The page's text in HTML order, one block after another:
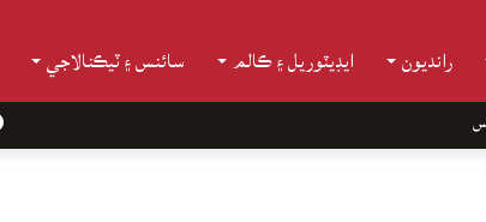
رانديون ايڊيٽوريل ۽ ڪالم سائنس ۽ ٽيڪنالاجي